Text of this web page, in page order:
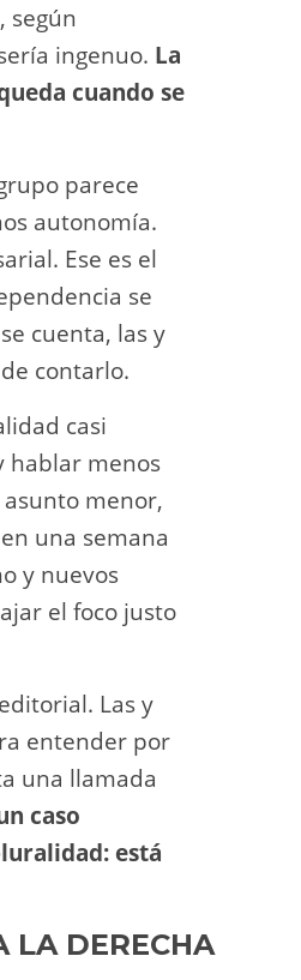
, según
ingenuo. La
cuando se
parece
autonomía.
Ese es el
se
cuenta, las y
contarlo.
casi
hablar menos
asunto menor,
una semana
y nuevos
el foco justo
Las y
entender por
una llamada
caso
está
LA DERECHA